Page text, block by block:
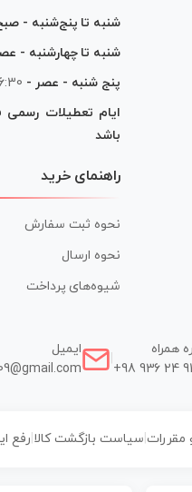
شنبه تا پنج‌شنبه -
شنبه تا چهارشنبه -
پنج شنبه - عصر - 16:30
ایام تعطیلات
باشد
راهنمای خرید
نحوه ثبت سفارش
نحوه ارسال
شیوه‌های پرداخت
همراه
+98 936 24
ایمیل
مقررات سیاست بازگشت کالا رفع